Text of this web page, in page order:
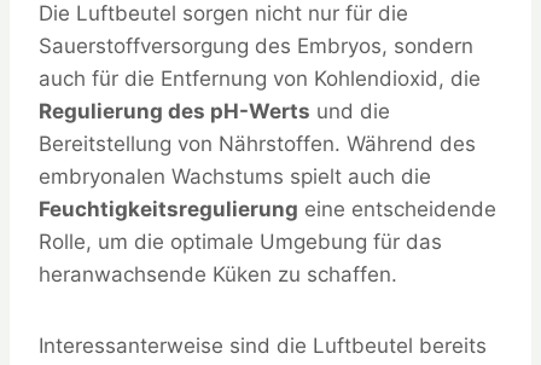
Die Luftbeutel sorgen nicht nur für die
Sauerstoffversorgung des Embryos, sondern
auch für die Entfernung von Kohlendioxid, die
Regulierung des pH-Werts und die
Bereitstellung von Nährstoffen. Während des
embryonalen Wachstums spielt auch die
Feuchtigkeitsregulierung eine entscheidende
Rolle, um die optimale Umgebung für das
heranwachsende Küken zu schaffen.
Interessanterweise sind die Luftbeutel bereits